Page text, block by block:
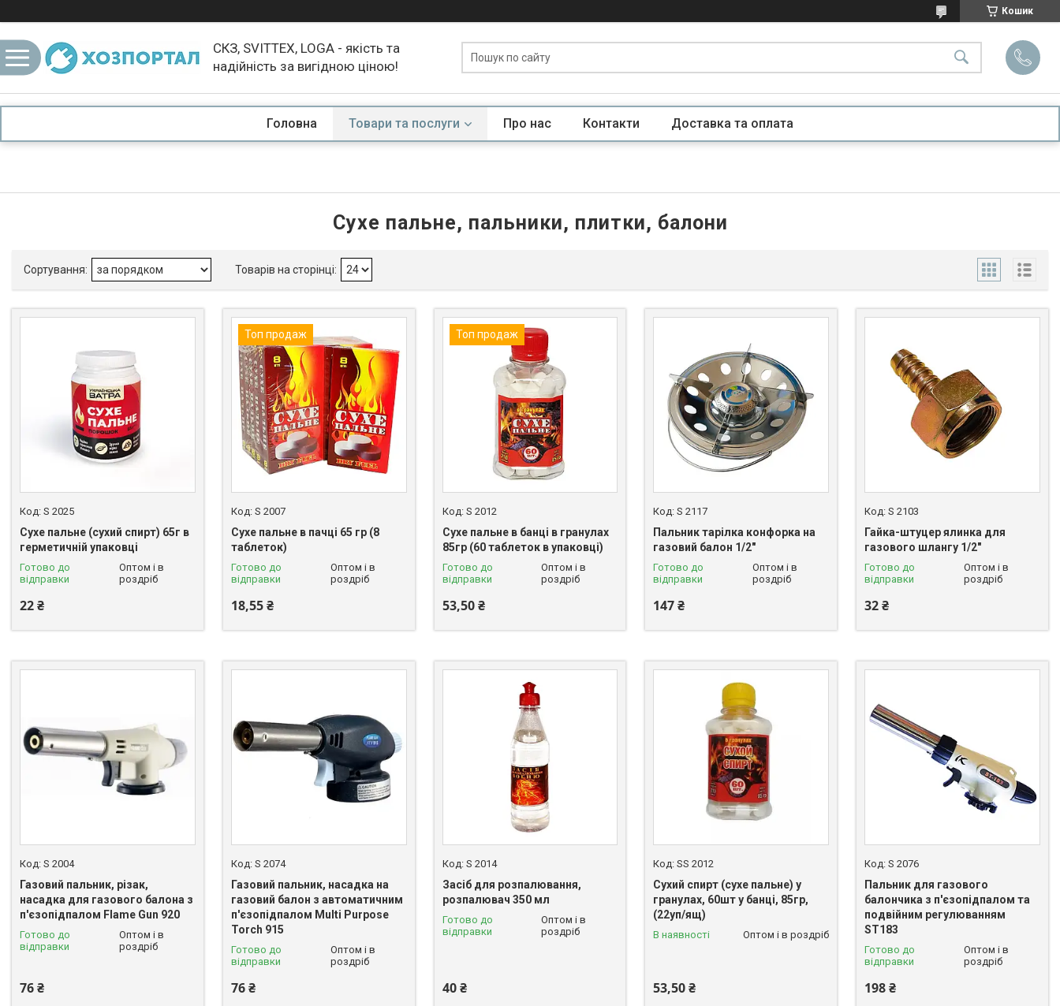
Кошик
СКЗ, SVITTEX, LOGA - якість та
надійність за вигідною ціною!
Головна Товари та послуги Про нас Контакти Доставка та оплата
Сухе пальне, пальники, плитки, балони
S 2025
Сухе пальне (сухий спирт) 65г в
герметичній упаковці
Готово до
відправки
Оптом і в
роздріб
22 ₴
Топ продаж
S 2007
Сухе пальне в пачці 65 гр (8
таблеток)
Готово до
відправки
Оптом і в
роздріб
18,55 ₴
Топ продаж
S 2012
Сухе пальне в банці в гранулах
85гр (60 таблеток в упаковці)
Готово до
відправки
Оптом і в
роздріб
53,50 ₴
S 2117
Пальник тарілка конфорка на
газовий балон 1/2"
Готово до
відправки
Оптом і в
роздріб
147 ₴
S 2103
Гайка-штуцер ялинка для
газового шлангу 1/2"
Готово до
відправки
Оптом і в
роздріб
32 ₴
S 2004
Газовий пальник, різак,
насадка для газового балона з
п'єзопідпалом Flame Gun 920
Готово до
відправки
Оптом і в
роздріб
76 ₴
S 2074
Газовий пальник, насадка на
газовий балон з автоматичним
п'єзопідпалом Multi Purpose
Torch 915
Готово до
відправки
Оптом і в
роздріб
76 ₴
S 2014
Засіб для розпалювання,
розпалювач 350 мл
Готово до
відправки
Оптом і в
роздріб
40 ₴
SS 2012
Сухий спирт (сухе пальне) у
гранулах, 60шт у банці, 85гр,
(22уп/ящ)
В наявності Оптом і в роздріб
53,50 ₴
S 2076
Пальник для газового
балончика з п'єзопідпалом та
подвійним регулюванням
ST183
Готово до
відправки
Оптом і в
роздріб
198 ₴